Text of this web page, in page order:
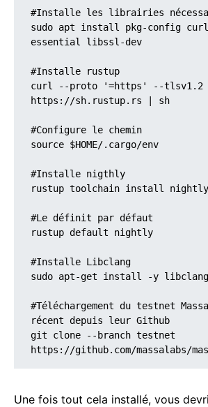
#Installe les librairies
sudo apt install pkg-config
essential libssl-dev
#Installe rustup
curl --proto '=https' --tlsv1.2
https://sh.rustup.rs | sh
#Configure le chemin
source $HOME/.cargo/env
#Installe nigthly
rustup toolchain install nightly
#Le définit par défaut
rustup default nightly
#Installe Libclang
sudo apt-get install -y
#Téléchargement du testnet
récent depuis leur Github
git clone --branch testnet
https://github.com/massalabs/
Une fois tout cela installé, vous